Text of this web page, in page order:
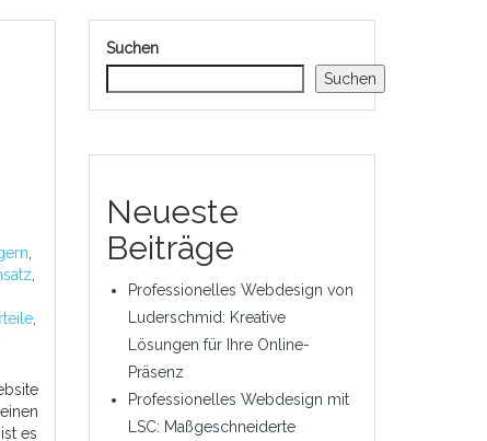
,
es
Suchen
Suchen
Neueste
Beiträge
Professionelles Webdesign von
Luderschmid: Kreative
Lösungen für Ihre Online-
Präsenz
Professionelles Webdesign mit
LSC: Maßgeschneiderte